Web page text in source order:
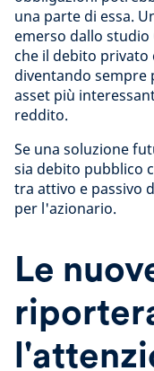
una parte di essa.
emerso dallo
che il debito privato
diventando sempre
asset più
reddito.
Se una soluzione
sia debito pubblico
tra attivo e passivo
per l'azionario.
Le